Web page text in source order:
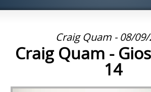
Craig Quam - 08/
Craig Quam -
14